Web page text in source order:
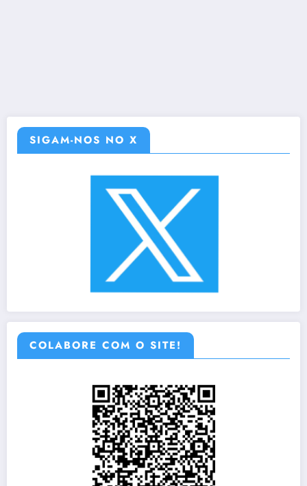
SIGAM-NOS NO X
COLABORE COM O SITE!